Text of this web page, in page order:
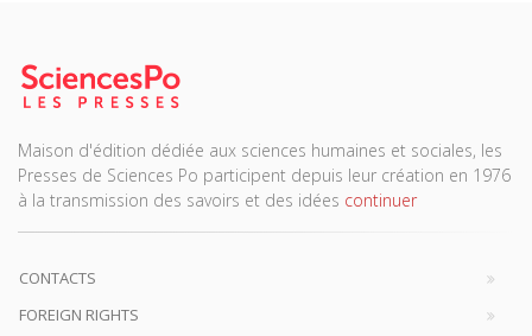
Maison d'édition dédiée aux sciences humaines et sociales, les
Presses de Sciences Po participent depuis leur création en 1976
à la transmission des savoirs et des idées continuer
CONTACTS
FOREIGN RIGHTS